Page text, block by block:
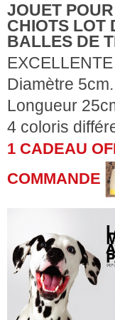
JOUET
CHIOTS LOT
BALLES DE
Diamètre 5cm.
Longueur
4 coloris
1 CADEAU
COMMANDE